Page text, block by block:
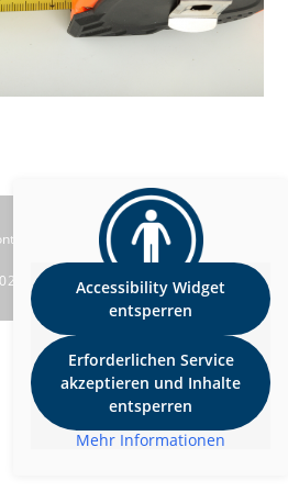
Impressum Datenschutz
BEINER RAUMDESIGN
Accessibility Widget
entsperren
Erforderlichen Service
akzeptieren und Inhalte
entsperren
Mehr Informationen